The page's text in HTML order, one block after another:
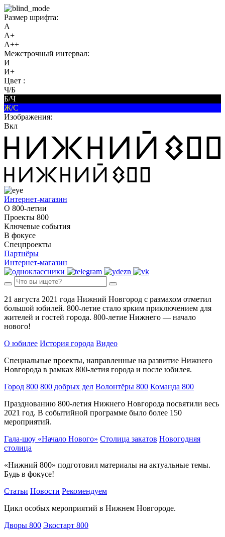
Размер шрифта:
A
A+
A++
Межстрочный интервал:
И
И+
Цвет :
Ч/Б
Б/Ч
Ж/С
Изображения:
Вкл
Интернет-магазин
О 800-летии
Проекты 800
Ключевые события
В фокусе
Спецпроекты
Партнёры
Интернет-магазин
21 августа 2021 года Нижний Новгород с размахом отметил
большой юбилей. 800-летие стало ярким приключением для
жителей и гостей города. 800-летие Нижнего — начало
нового!
О юбилее История города Видео
Специальные проекты, направленные на развитие Нижнего
Новгорода в рамках 800-летия города и после юбилея.
Город 800 800 добрых дел Волонтёры 800 Команда 800
Празднованию 800-летия Нижнего Новгорода посвятили весь
2021 год. В событийной программе было более 150
мероприятий.
Гала-шоу «Начало Нового» Столица закатов Новогодняя
столица
«Нижний 800» подготовил материалы на актуальные темы.
Будь в фокусе!
Статьи Новости Рекомендуем
Цикл особых мероприятий в Нижнем Новгороде.
Дворы 800 Экостарт 800